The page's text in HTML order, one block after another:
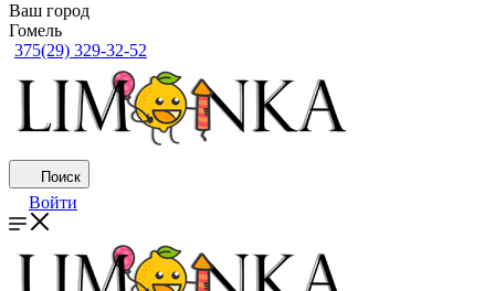
Ваш город
Гомель
375(29) 329-32-52
Поиск
Войти